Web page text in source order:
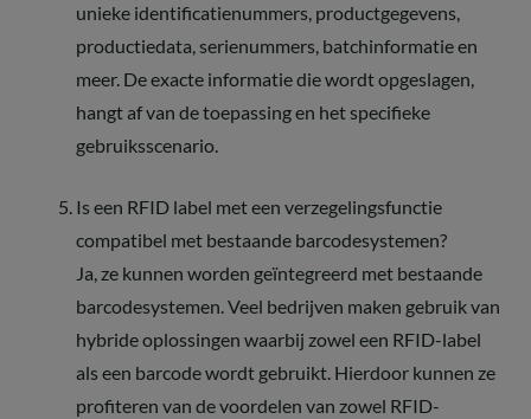
unieke identificatienummers, productgegevens,
productiedata, serienummers, batchinformatie en
meer. De exacte informatie die wordt opgeslagen,
hangt af van de toepassing en het specifieke
gebruiksscenario.
Is een RFID label met een verzegelingsfunctie
compatibel met bestaande barcodesystemen?
Ja, ze kunnen worden geïntegreerd met bestaande
barcodesystemen. Veel bedrijven maken gebruik van
hybride oplossingen waarbij zowel een RFID-label
als een barcode wordt gebruikt. Hierdoor kunnen ze
profiteren van de voordelen van zowel RFID-